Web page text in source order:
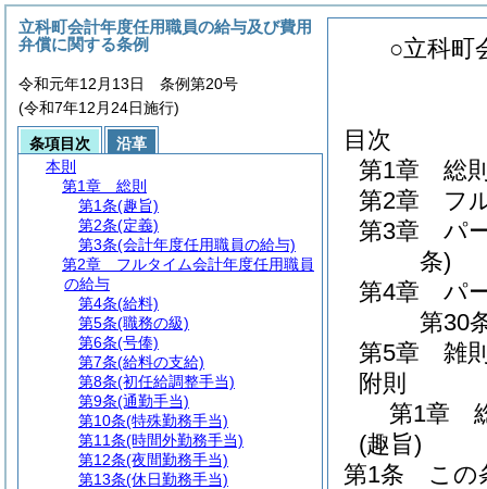
○立科町
目次
第1章
総
第2章
フ
第3章
パ
条)
第4章
パ
第30
第5章
雑
附則
第1章
(趣旨)
第1条
この
立科町会計年度任用職員の給与及び費用
弁償に関する条例
令和元年12月13日 条例第20号
(令和7年12月24日施行)
条項目次
沿革
本則
第1章
総則
第1条(趣旨)
第2条(定義)
第3条(会計年度任用職員の給与)
第2章
フルタイム会計年度任用職員
の給与
第4条(給料)
第5条(職務の級)
第6条(号俸)
第7条(給料の支給)
第8条(初任給調整手当)
第9条(通勤手当)
第10条(特殊勤務手当)
第11条(時間外勤務手当)
第12条(夜間勤務手当)
第13条(休日勤務手当)